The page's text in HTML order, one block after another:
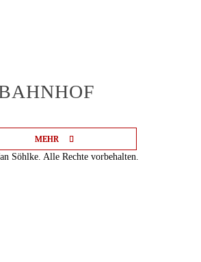
MEHR
MEHR
MEHR
Söhlke. Alle Rechte vorbehalten.